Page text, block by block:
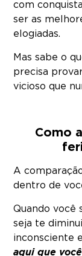
com
ser as
elogiadas.
Mas sabe o
precisa
vicioso que
Como
A
dentro de
Quando você
seja te
inconsciente
aqui que